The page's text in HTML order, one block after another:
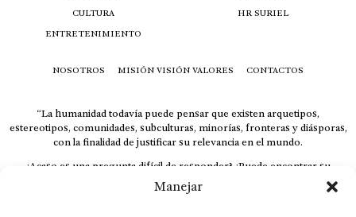
Manejar
CULTURA
ENTRETENIMIENTO
HR SURIEL
NOSOTROS MISIÓN VISIÓN VALORES CONTACTOS
“La humanidad todavía puede pensar que existen arquetipos,
estereotipos, comunidades, subculturas, minorías, fronteras y diásporas,
con la finalidad de justificar su relevancia en el mundo.
¿Acaso es una pregunta difícil de responder? ¿Puede encontrar su
respuesta al instante, otorgando al receptor cuestionado espacio y
velocidad suficiente para responder correctamente? De no ser así, el que